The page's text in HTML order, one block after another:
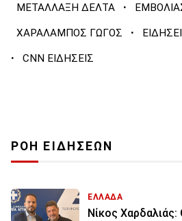
ΜΕΤΑΛΛΑΞΗ ΔΕΛΤΑ ·
ΧΑΡΑΛΑΜΠΟΣ ΓΩΓΟΣ ·
· CNN ΕΙΔΗΣΕΙΣ
ΡΟΗ ΕΙΔΗΣΕΩΝ
ΕΛΛΑΔΑ
Νίκος Χαρδαλιάς: